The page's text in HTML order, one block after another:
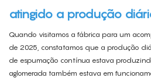
atingido a produção
Quando visitamos a fábrica para um
de 2025, constatamos que a produção
de espumação contínua estava
aglomerada também estava em